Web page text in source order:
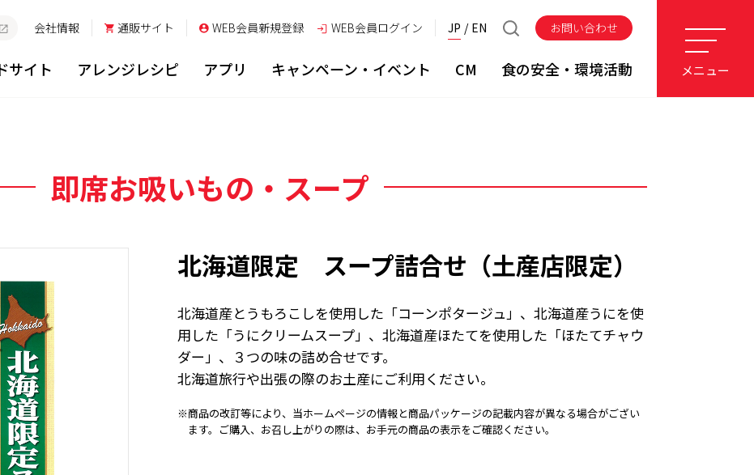
会社情報 通販サイト WEB会員新規登録 WEB会員ログイン JP EN お問い合わせ
サイト アレンジレシピ アプリ キャンペーン・イベント CM 食の安全・環境活動 メニュー
即席お吸いもの・スープ
北海道限定 スープ詰合せ（土産店限定）
北海道産とうもろこしを使用した「コーンポタージュ」、北海道産うにを使
用した「うにクリームスープ」、北海道産ほたてを使用した「ほたてチャウ
ダー」、３つの味の詰め合せです。
北海道旅行や出張の際のお土産にご利用ください。
※商品の改訂等により、当ホームページの情報と商品パッケージの記載内容が異なる場合がござい
ます。ご購入、お召し上がりの際は、お手元の商品の表示をご確認ください。